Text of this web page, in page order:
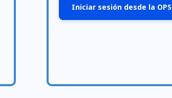
Iniciar sesión desde la OPS